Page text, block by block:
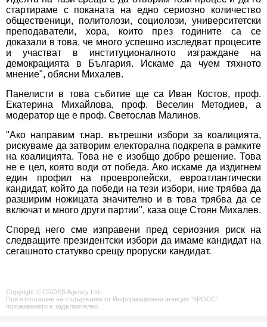
стартираме с поканата на едно сериозно количество
общественици, политолози, социолози, университетски
преподаватели, хора, които през годините са се
доказали в това, че много успешно изследват процесите
и участват в институционалното изграждане на
демокрацията в България. Искаме да чуем тяхното
мнение", обясни Михалев.
Панелисти в това събитие ще са Иван Костов, проф.
Екатерина Михайлова, проф. Веселин Методиев, а
модератор ще е проф. Светослав Малинов.
"Ако направим т.нар. вътрешни избори за коалицията,
рискуваме да затворим електорална подкрепа в рамките
на коалицията. Това не е изобщо добро решение. Това
не е цел, която води от победа. Ако искаме да издигнем
един профил на проевропейски, евроатлантически
кандидат, който да победи на тези избори, ние трябва да
разширим ножицата значително и в това трябва да се
включат и много други партии", каза още Стоян Михалев.
Според него сме изправени пред сериозния риск на
следващите президентски избори да имаме кандидат на
сегашното статукво срещу проруски кандидат.
Copyright © CROSS Agency Ltd.
При използване на съдържание от Информационна агенция "КРОСС"
позоваването е задължително.